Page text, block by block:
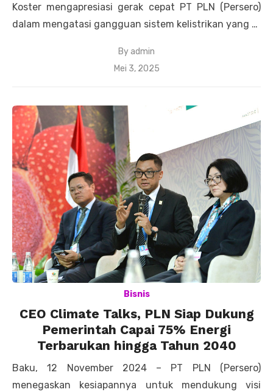
Koster mengapresiasi gerak cepat PT PLN (Persero)
dalam mengatasi gangguan sistem kelistrikan yang …
By admin
Posted
Mei 3, 2025
Bisnis
CEO Climate Talks, PLN Siap Dukung
Pemerintah Capai 75% Energi
Terbarukan hingga Tahun 2040
Baku, 12 November 2024 – PT PLN (Persero)
menegaskan kesiapannya untuk mendukung visi